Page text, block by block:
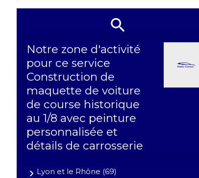
Notre zone d'activité
pour ce service
Construction de
maquette de voiture
de course historique
au 1/8 avec peinture
personnalisée et
détails de carrosserie
Lyon et le Rhône (69)